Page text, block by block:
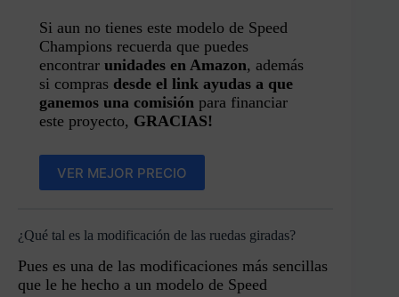
Si aun no tienes este modelo de Speed
Champions recuerda que puedes
encontrar unidades en Amazon, además
si compras desde el link ayudas a que
ganemos una comisión para financiar
este proyecto, GRACIAS!
VER MEJOR PRECIO
¿Qué tal es la modificación de las ruedas giradas?
Pues es una de las modificaciones más sencillas
que le he hecho a un modelo de Speed